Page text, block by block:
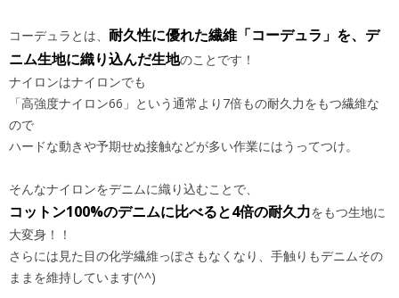
コーデュラとは、 耐久性に優れた繊維「コーデュラ」を、デ
ニム生地に織り込んだ生地のことです！
ナイロンはナイロンでも
「高強度ナイロン66」という通常より7倍もの耐久力をもつ繊維な
ので
ハードな動きや予期せぬ接触などが多い作業にはうってつけ。
そんなナイロンをデニムに織り込むことで、
コットン100%のデニムに比べると4倍の耐久力をもつ生地に
大変身！！
さらには見た目の化学繊維っぽさもなくなり、手触りもデニムその
ままを維持しています(^^)